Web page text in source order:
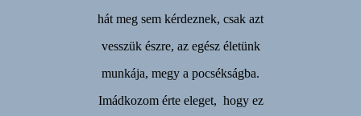
hát meg sem kérdeznek, csak azt
vesszük észre, az egész életünk
munkája, megy a pocsékságba.
Imádkozom érte eleget, hogy ez